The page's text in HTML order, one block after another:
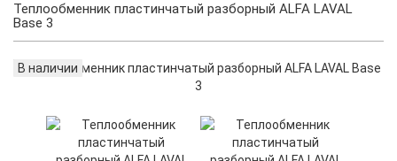
Теплообменник пластинчатый разборный ALFA LAVAL
Base 3
В наличии